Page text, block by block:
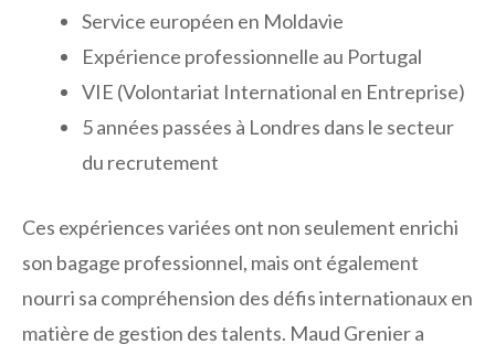
Service européen en Moldavie
Expérience professionnelle au Portugal
VIE (Volontariat International en Entreprise)
5 années passées à Londres dans le secteur
du recrutement
Ces expériences variées ont non seulement enrichi
son bagage professionnel, mais ont également
nourri sa compréhension des défis internationaux en
matière de gestion des talents. Maud Grenier a